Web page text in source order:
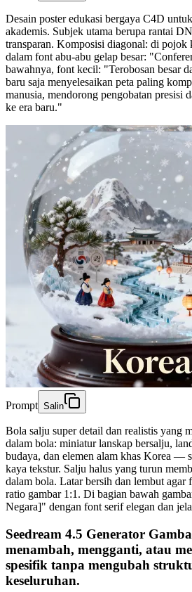
Desain poster edukasi bergaya C4D
akademis. Subjek utama berupa rantai
transparan. Komposisi diagonal: di pojok
dalam font abu-abu gelap besar:
bawahnya, font kecil: "Terobosan besar
baru saja menyelesaikan peta paling
manusia, mendorong pengobatan presisi
ke era baru."
Prompt Salin
Bola salju super detail dan realistis yang
dalam bola: miniatur lanskap bersalju,
budaya, dan elemen alam khas Korea —
kaya tekstur. Salju halus yang turun
dalam bola. Latar bersih dan lembut agar
ratio gambar 1:1. Di bagian bawah
Negara]" dengan font serif elegan dan
Seedream 4.5 Generator
menambah, mengganti, atau
spesifik tanpa mengubah
keseluruhan.